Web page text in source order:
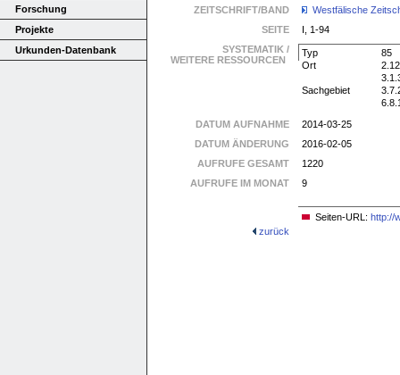
Forschung
Projekte
Urkunden-Datenbank
ZEITSCHRIFT/BAND
Westfälische
SEITE
I, 1-94
SYSTEMATIK /
WEITERE RESSOURCEN
Typ
85
Ort
2.12
Sachgebiet
DATUM AUFNAHME
2014-03-25
DATUM ÄNDERUNG
2016-02-05
AUFRUFE GESAMT
1220
AUFRUFE IM MONAT
9
Seiten-URL: http://
zurück